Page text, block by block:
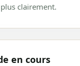
clairement.
en cours